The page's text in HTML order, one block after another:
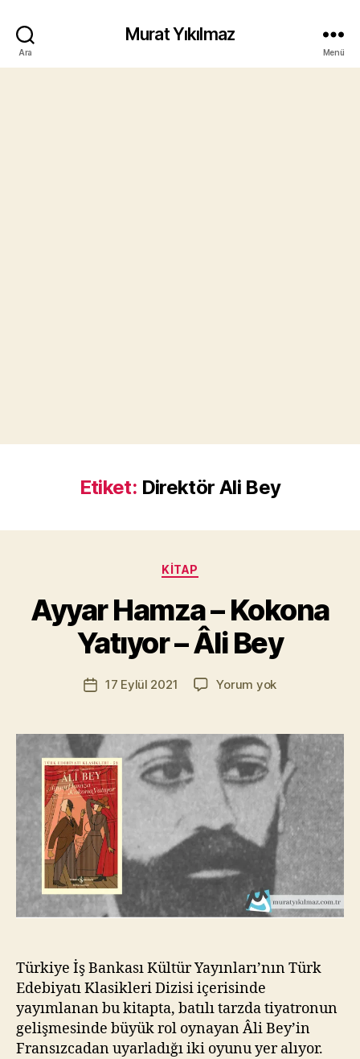
Ara
Murat Yıkılmaz
Menü
Etiket: Direktör Ali Bey
Kategoriler
KITAP
Ayyar Hamza – Kokona
Yatıyor – Âli Bey
Yazının
yazarı
r
M
u
a
kı
l
m
Yazı17 Eylül 2021 Yorum yokAyyar
Kokona
Yatıyor
–
Âli
Bey
Türkiye İş Bankası Kültür Yayınları’nın Türk
Edebiyatı Klasikleri Dizisi içerisinde
yayımlanan bu kitapta, batılı tarzda tiyatronun
gelişmesinde büyük rol oynayan Âli Bey’in
Fransızcadan uyarladığı iki oyunu yer alıyor.